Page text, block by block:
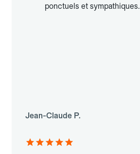
ponctuels et sympathiques.
Jean-Claude P.